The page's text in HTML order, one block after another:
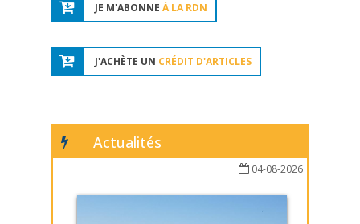
JE M'ABONNE À LA RDN
J'ACHÈTE UN CRÉDIT D'ARTICLES
Actualités
04-08-2026